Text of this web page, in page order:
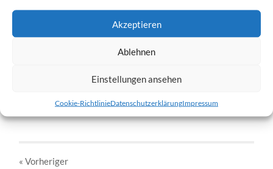
Akzeptieren
Ablehnen
Einstellungen ansehen
Cookie-RichtlinieDatenschutzerklärungImpressum
« Vorheriger